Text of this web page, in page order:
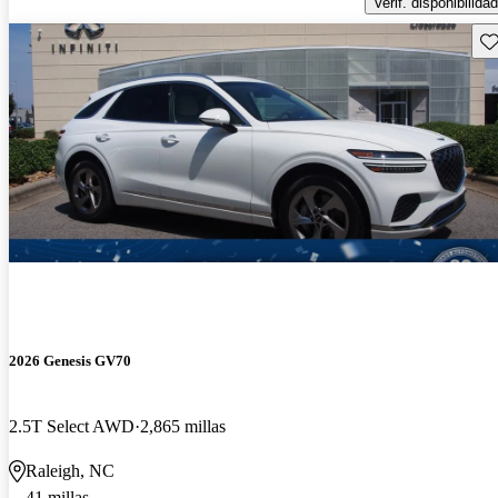
2026 Genesis GV70
2.5T Select AWD 2,865 millas
Raleigh, NC